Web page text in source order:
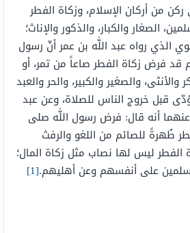
من أركان الإسلام، وزكاة الفطر
الصغار والكبار، والذكور والإناث؛
الذي رواه عبد اللّٰه بن عمر أنّ رسول
قد فرض زكاة الفطر صاعاً من تمر، أو
والصغير والكبير، والحر والعبد
قبل خروج الناس للصلاة، وعن عبد
أنه قال: فرض رسول اللّٰه صلى
طُهرةً للصائم من اللغو والرفث
ليس لها نصاب مثل زكاة المال؛
على أنفسهم وعن أهليهم.[1]